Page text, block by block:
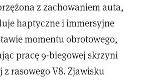
z zachowaniem auta,
haptyczne i immersyjne
momentu obrotowego,
pracę 9-biegowej skrzyni
rasowego V8. Zjawisku